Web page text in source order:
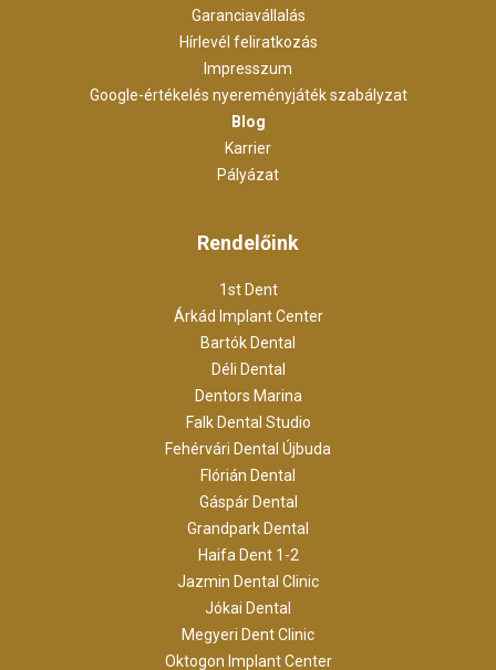
Garanciavállalás
Hírlevél feliratkozás
Impresszum
Google-értékelés nyereményjáték szabályzat
Blog
Karrier
Pályázat
Rendelőink
1st Dent
Árkád Implant Center
Bartók Dental
Déli Dental
Dentors Marina
Falk Dental Studio
Fehérvári Dental Újbuda
Flórián Dental
Gáspár Dental
Grandpark Dental
Haifa Dent 1-2
Jazmin Dental Clinic
Jókai Dental
Megyeri Dent Clinic
Oktogon Implant Center